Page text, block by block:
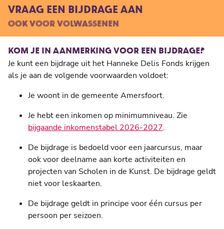
VRAAG EEN BIJDRAGE AAN
OOK VOOR VOLWASSENEN
KOM JE IN AANMERKING VOOR EEN BIJDRAGE?
Je kunt een bijdrage uit het Hanneke Delis Fonds krijgen
als je aan de volgende voorwaarden voldoet:
Je woont in de gemeente Amersfoort.
Je hebt een inkomen op minimumniveau. Zie
bijgaande inkomenstabel 2026-2027.
De bijdrage is bedoeld voor een jaarcursus, maar
ook voor deelname aan korte activiteiten en
projecten van Scholen in de Kunst. De bijdrage geldt
niet voor leskaarten.
De bijdrage geldt in principe voor één cursus per
persoon per seizoen.